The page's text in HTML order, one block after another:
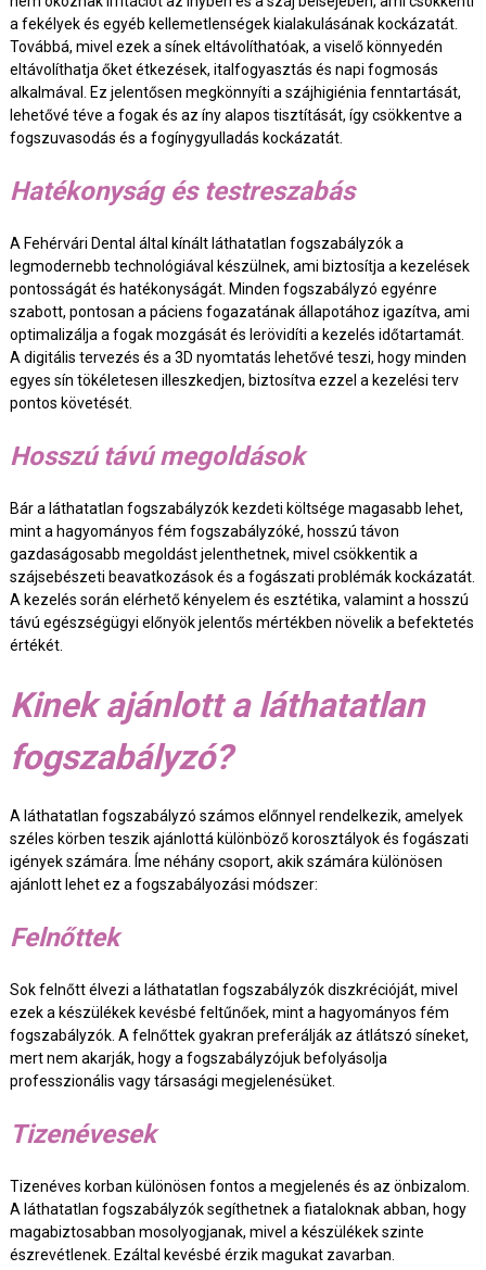
a fekélyek és egyéb kellemetlenségek kialakulásának kockázatát.
Továbbá, mivel ezek a sínek eltávolíthatóak, a viselő könnyedén
eltávolíthatja őket étkezések, italfogyasztás és napi fogmosás
alkalmával. Ez jelentősen megkönnyíti a szájhigiénia fenntartását,
lehetővé téve a fogak és az íny alapos tisztítását, így csökkentve a
fogszuvasodás és a fogínygyulladás kockázatát.
Hatékonyság és testreszabás
A Fehérvári Dental által kínált láthatatlan fogszabályzók a
legmodernebb technológiával készülnek, ami biztosítja a kezelések
pontosságát és hatékonyságát. Minden fogszabályzó egyénre
szabott, pontosan a páciens fogazatának állapotához igazítva, ami
optimalizálja a fogak mozgását és lerövidíti a kezelés időtartamát.
A digitális tervezés és a 3D nyomtatás lehetővé teszi, hogy minden
egyes sín tökéletesen illeszkedjen, biztosítva ezzel a kezelési terv
pontos követését.
Hosszú távú megoldások
Bár a láthatatlan fogszabályzók kezdeti költsége magasabb lehet,
mint a hagyományos fém fogszabályzóké, hosszú távon
gazdaságosabb megoldást jelenthetnek, mivel csökkentik a
szájsebészeti beavatkozások és a fogászati problémák kockázatát.
A kezelés során elérhető kényelem és esztétika, valamint a hosszú
távú egészségügyi előnyök jelentős mértékben növelik a befektetés
értékét.
Kinek ajánlott a láthatatlan
fogszabályzó?
A láthatatlan fogszabályzó számos előnnyel rendelkezik, amelyek
széles körben teszik ajánlottá különböző korosztályok és fogászati
igények számára. Íme néhány csoport, akik számára különösen
ajánlott lehet ez a fogszabályozási módszer:
Felnőttek
Sok felnőtt élvezi a láthatatlan fogszabályzók diszkrécióját, mivel
ezek a készülékek kevésbé feltűnőek, mint a hagyományos fém
fogszabályzók. A felnőttek gyakran preferálják az átlátszó síneket,
mert nem akarják, hogy a fogszabályzójuk befolyásolja
professzionális vagy társasági megjelenésüket.
Tizenévesek
Tizenéves korban különösen fontos a megjelenés és az önbizalom.
A láthatatlan fogszabályzók segíthetnek a fiataloknak abban, hogy
magabiztosabban mosolyogjanak, mivel a készülékek szinte
észrevétlenek. Ezáltal kevésbé érzik magukat zavarban.